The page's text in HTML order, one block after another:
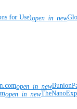
for Use)open_in_new
open_in_new
open_in_new